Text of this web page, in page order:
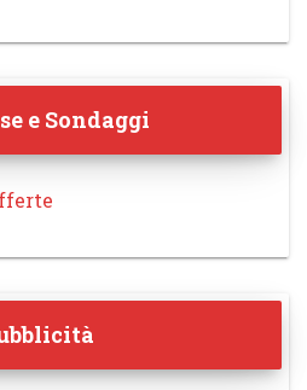
e Sondaggi